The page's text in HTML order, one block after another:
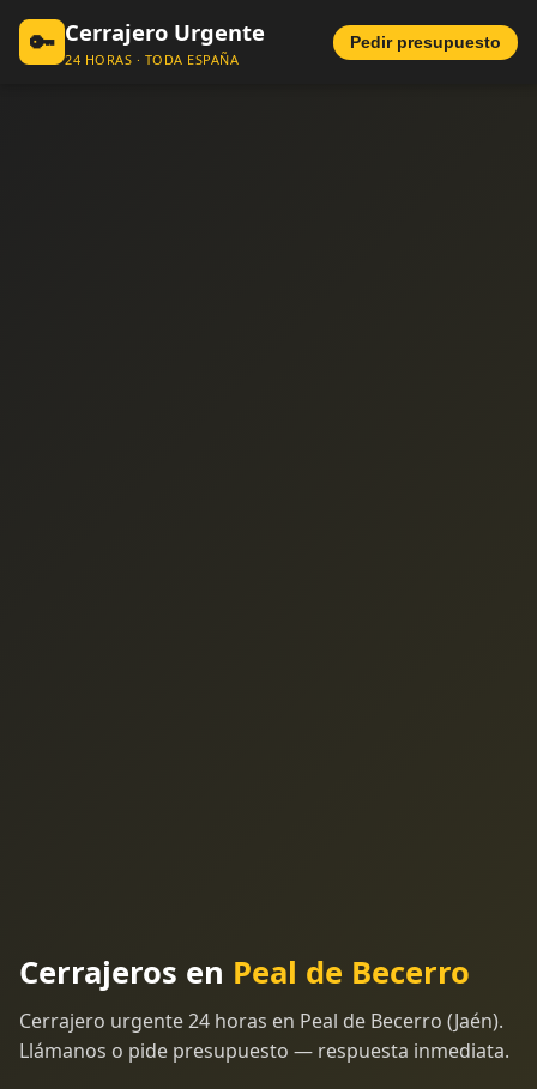
🔑 Cerrajero Urgente
24 HORAS · TODA ESPAÑA
Pedir presupuesto
Cerrajeros en Peal de Becerro
Cerrajero urgente 24 horas en Peal de Becerro (Jaén).
Llámanos o pide presupuesto — respuesta inmediata.